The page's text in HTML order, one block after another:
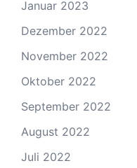
Januar 2023
Dezember 2022
November 2022
Oktober 2022
September 2022
August 2022
Juli 2022